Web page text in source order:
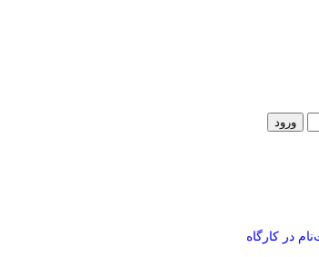
در کارگاه